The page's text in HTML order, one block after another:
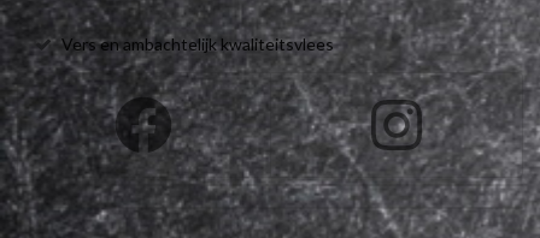
Vers en ambachtelijk kwaliteitsvlees